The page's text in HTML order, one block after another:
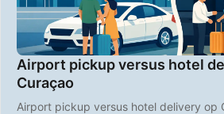
Airport pickup versus hotel
Curaçao
Airport pickup versus hotel delivery op